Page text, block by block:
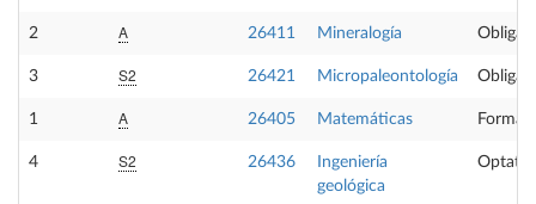
2 A 26411 Mineralogía
3 S2 26421 Micropaleontología
1 A 26405 Matemáticas
4 S2 26436
Ingeniería
geológica